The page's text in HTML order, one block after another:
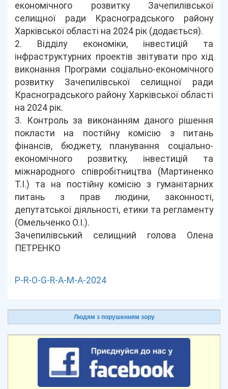
економічного розвитку Зачепилівської
селищної ради Красноградського району
Харківської області на 2024 рік (додається).
2. Відділу економіки, інвестицій та
інфраструктурних проектів звітувати про хід
виконання Програми соціально-економічного
розвитку Зачепилівської селищної ради
Красноградського району Харківської області
на 2024 рік.
3. Контроль за виконанням даного рішення
покласти на постійну комісію з питань
фінансів, бюджету, планування соціально-
економічного розвитку, інвестицій та
міжнародного співробітництва (Мартиненко
Т.І.) та на постійну комісію з гуманітарних
питань з прав людини, законності,
депутатської діяльності, етики та регламенту
(Омельченко О.І.).
Зачепилівський селищний голова Олена
ПЕТРЕНКО
P-R-O-G-R-A-M-A-2024
Людям з порушенням зору